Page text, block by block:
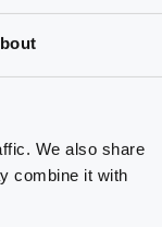
We also share
combine it with